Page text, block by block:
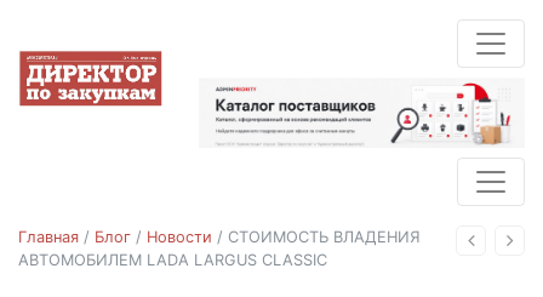
Назад
Главная / Блог / Новости / СТОИМОСТЬ ВЛАДЕНИЯ
АВТОМОБИЛЕМ LADA LARGUS CLASSIC